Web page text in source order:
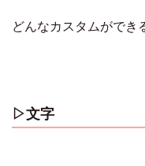
どんなカスタムができ
▷文字